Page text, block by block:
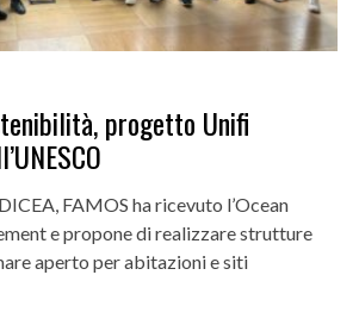
progetto Unifi
FAMOS ha ricevuto l’Ocean
e propone di realizzare strutture
aperto per abitazioni e siti